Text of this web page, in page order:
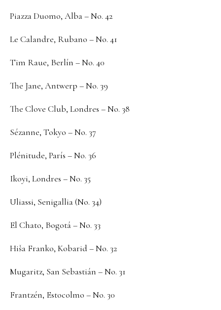
Piazza Duomo, Alba – No. 42
Le Calandre, Rubano – No. 41
Tim Raue, Berlín – No. 40
The Jane, Antwerp – No. 39
The Clove Club, Londres – No. 38
Sézanne, Tokyo – No. 37
Plénitude, París – No. 36
Ikoyi, Londres – No. 35
Uliassi, Senigallia (No. 34)
El Chato, Bogotá – No. 33
Hiša Franko, Kobarid – No. 32
Mugaritz, San Sebastián – No. 31
Frantzén, Estocolmo – No. 30